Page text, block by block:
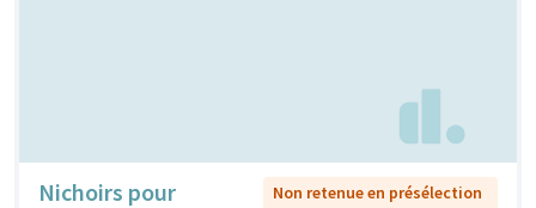
Nichoirs pour
Non retenue en présélection